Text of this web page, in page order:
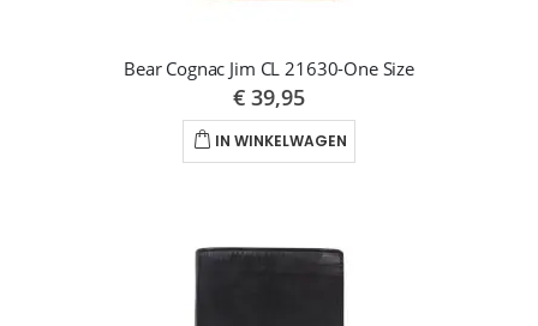
Bear Cognac Jim CL 21630-One Size
€ 39,95
IN WINKELWAGEN